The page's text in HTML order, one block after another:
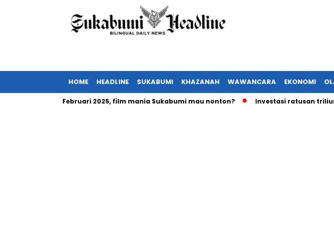
HOME HEADLINE SUKABUMI KHAZANAH WAWANCARA EKONOMI
tayang Februari 2025, film mania Sukabumi mau nonton? Investasi ratusan triliun